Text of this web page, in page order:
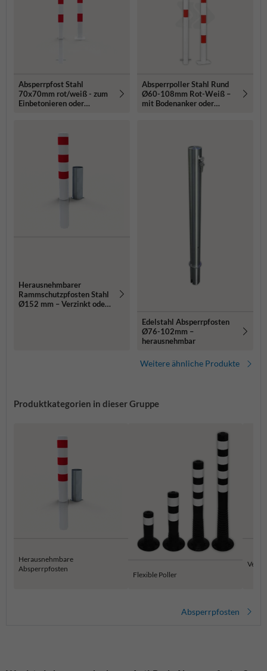
Absperrpfost Stahl
70x70mm rot/weiß - zum
Einbetonieren oder
Absperrpoller Stahl Rund
Ø60-108mm Rot-Weiß –
mit Bodenanker oder
Herausnehmbarer
Rammschutzpfosten Stahl
Ø152 mm – Verzinkt oder
Edelstahl Absperrpfosten
Ø76-102mm –
herausnehmbar
Weitere ähnliche Produkte
Produktkategorien in dieser Gruppe
Herausnehmbare
Absperrpfosten
Flexible Poller
Absperrpfosten